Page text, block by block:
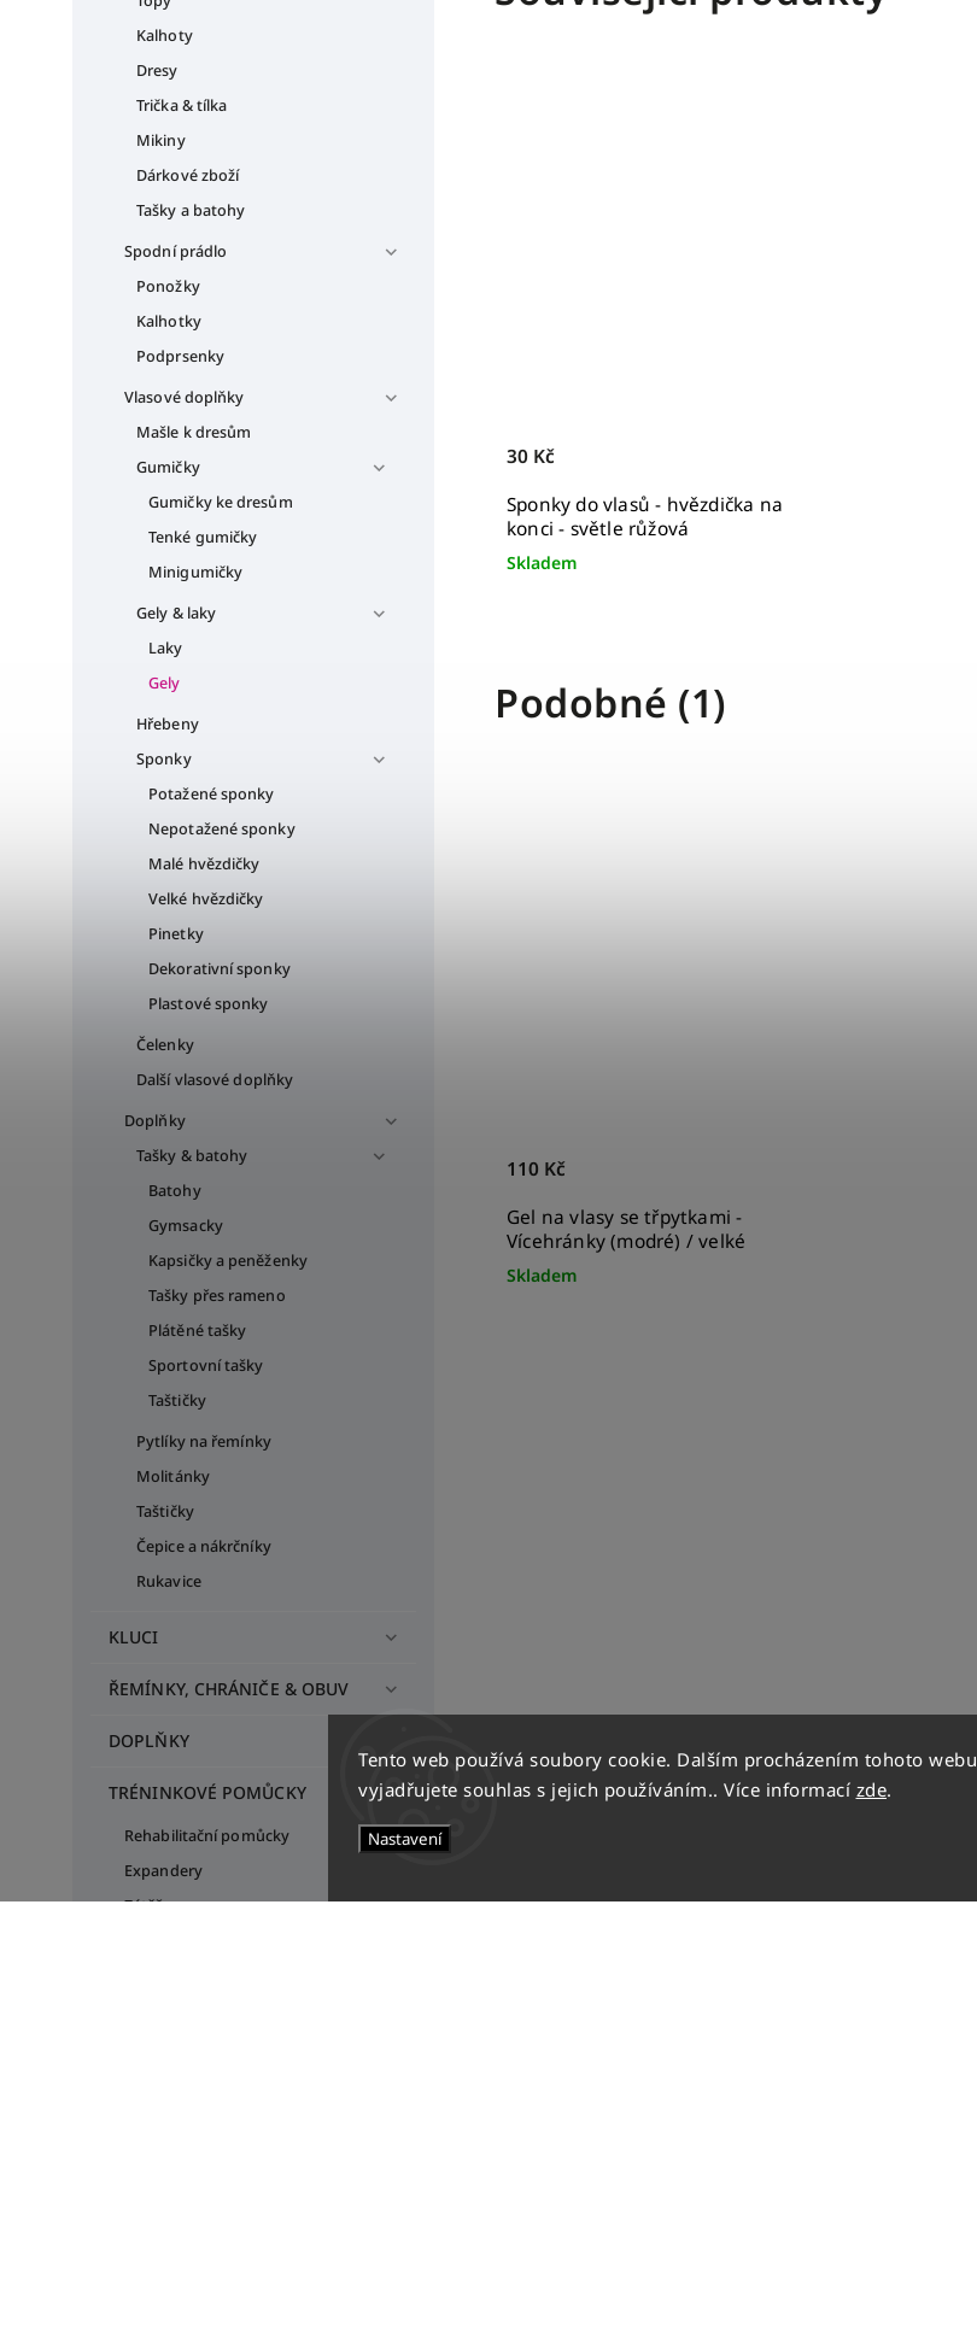
Tento web používá soubory cookie. Dalším procházením tohoto webu
vyjadřujete souhlas s jejich používáním.. Více informací zde.
Nastavení
Kalhoty
Dresy
Trička & tílka
Mikiny
Dárkové zboží
Tašky a batohy
Spodní prádlo
Ponožky
Kalhotky
Podprsenky
Vlasové doplňky
Mašle k dresům
Gumičky
Gumičky ke dresům
Tenké gumičky
Minigumičky
Gely & laky
Laky
Gely
Hřebeny
Sponky
Potažené sponky
Nepotažené sponky
Malé hvězdičky
Velké hvězdičky
Pinetky
Dekorativní sponky
Plastové sponky
Čelenky
Další vlasové doplňky
Doplňky
Tašky & batohy
Batohy
Gymsacky
Kapsičky a peněženky
Tašky přes rameno
Plátěné tašky
Sportovní tašky
Taštičky
Pytlíky na řemínky
Molitánky
Taštičky
Čepice a nákrčníky
Rukavice
KLUCI
ŘEMÍNKY, CHRÁNIČE & OBUV
DOPLŇKY
TRÉNINKOVÉ POMŮCKY
Rehabilitační pomůcky
Expandery
Zátěže
Sponky do vlasů - hvězdička na
konci - světle růžová
Skladem
30 Kč
Podobné (1)
Gel na vlasy se třpytkami -
Vícehránky (modré) / velké
Skladem
110 Kč